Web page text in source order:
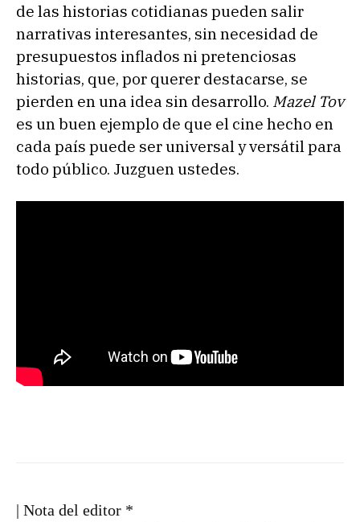
de las historias cotidianas pueden salir
narrativas interesantes, sin necesidad de
presupuestos inflados ni pretenciosas
historias, que, por querer destacarse, se
pierden en una idea sin desarrollo. Mazel Tov
es un buen ejemplo de que el cine hecho en
cada país puede ser universal y versátil para
todo público. Juzguen ustedes.
| Nota del editor *